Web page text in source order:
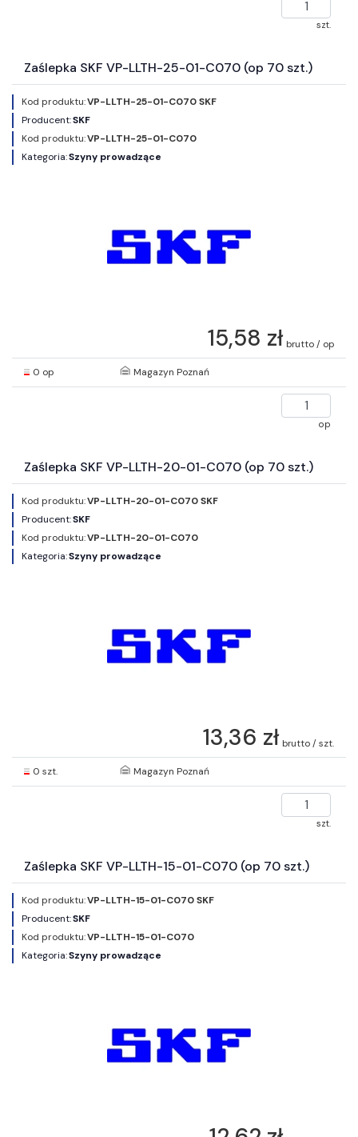
szt.
Zaślepka SKF VP-LLTH-25-01-C070 (op 70 szt.)
Kod produktu:VP-LLTH-25-01-C070 SKF
Producent:SKF
Kod produktu:VP-LLTH-25-01-C070
Kategoria:Szyny prowadzące
15,58 zł brutto / op
0 op Magazyn Poznań
op
Zaślepka SKF VP-LLTH-20-01-C070 (op 70 szt.)
Kod produktu:VP-LLTH-20-01-C070 SKF
Producent:SKF
Kod produktu:VP-LLTH-20-01-C070
Kategoria:Szyny prowadzące
13,36 zł brutto / szt.
0 szt. Magazyn Poznań
szt.
Zaślepka SKF VP-LLTH-15-01-C070 (op 70 szt.)
Kod produktu:VP-LLTH-15-01-C070 SKF
Producent:SKF
Kod produktu:VP-LLTH-15-01-C070
Kategoria:Szyny prowadzące